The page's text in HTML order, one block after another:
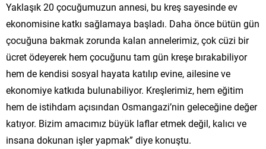
Yaklaşık 20 çocuğumuzun annesi, bu kreş sayesinde ev
ekonomisine katkı sağlamaya başladı. Daha önce bütün gün
çocuğuna bakmak zorunda kalan annelerimiz, çok cüzi bir
ücret ödeyerek hem çocuğunu tam gün kreşe bırakabiliyor
hem de kendisi sosyal hayata katılıp evine, ailesine ve
ekonomiye katkıda bulunabiliyor. Kreşlerimiz, hem eğitim
hem de istihdam açısından Osmangazi’nin geleceğine değer
katıyor. Bizim amacımız büyük laflar etmek değil, kalıcı ve
insana dokunan işler yapmak” diye konuştu.